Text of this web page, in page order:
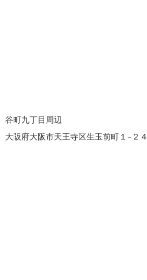
谷町九丁目周辺
大阪府大阪市天王寺区生玉前町１−２４